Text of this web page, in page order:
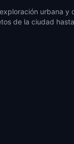
urbana y
de la ciudad